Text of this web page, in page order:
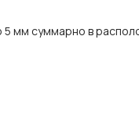
мм суммарно в